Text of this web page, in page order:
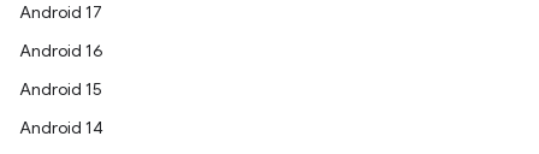
Android 17
Android 16
Android 15
Android 14